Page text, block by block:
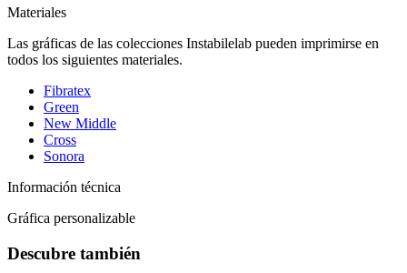
Materiales
Las gráficas de las colecciones Instabilelab pueden imprimirse en
todos los siguientes materiales.
Fibratex
Green
New Middle
Cross
Sonora
Información técnica
Gráfica personalizable
Descubre también